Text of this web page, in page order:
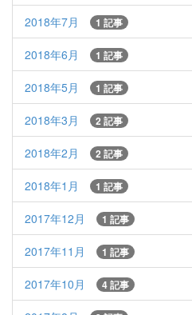
2018年7月 1 記事
2018年6月 1 記事
2018年5月 1 記事
2018年3月 2 記事
2018年2月 2 記事
2018年1月 1 記事
2017年12月 1 記事
2017年11月 1 記事
2017年10月 4 記事